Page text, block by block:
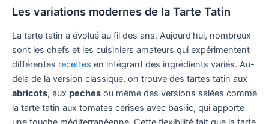
Les variations modernes de la Tarte Tatin
La tarte tatin a évolué au fil des ans. Aujourd’hui, nombreux
sont les chefs et les cuisiniers amateurs qui expérimentent
différentes recettes en intégrant des ingrédients variés. Au-
delà de la version classique, on trouve des tartes tatin aux
abricots, aux peches ou même des versions salées comme
la tarte tatin aux tomates cerises avec basilic, qui apporte